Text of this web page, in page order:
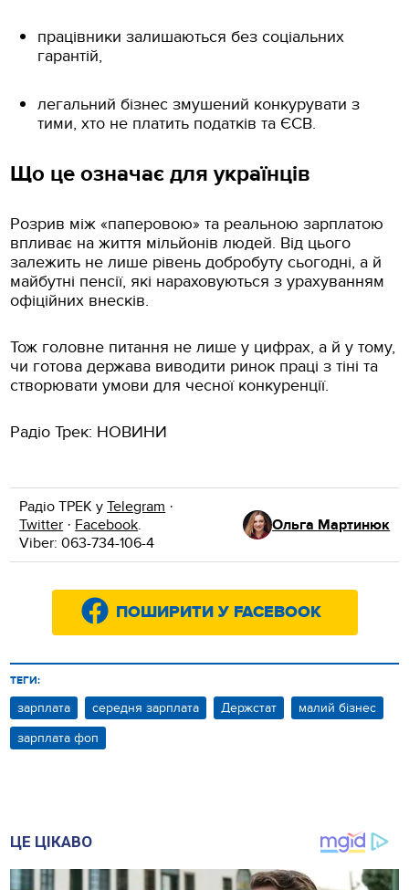
працівники залишаються без соціальних
гарантій,
легальний бізнес змушений конкурувати з
тими, хто не платить податків та ЄСВ.
Що це означає для українців
Розрив між «паперовою» та реальною зарплатою
впливає на життя мільйонів людей. Від цього
залежить не лише рівень добробуту сьогодні, а й
майбутні пенсії, які нараховуються з урахуванням
офіційних внесків.
Тож головне питання не лише у цифрах, а й у тому,
чи готова держава виводити ринок праці з тіні та
створювати умови для чесної конкуренції.
Радіо Трек: НОВИНИ
Радіо ТРЕК уTelegram ·
Twitter · Facebook.
Viber: 063-734-106-4
Ольга Мартинюк
ПОШИРИТИ У FACEBOOK
ТЕГИ:
зарплата середня зарплата Держстат
малий бізнес
зарплата фоп
ЦЕ ЦІКАВО